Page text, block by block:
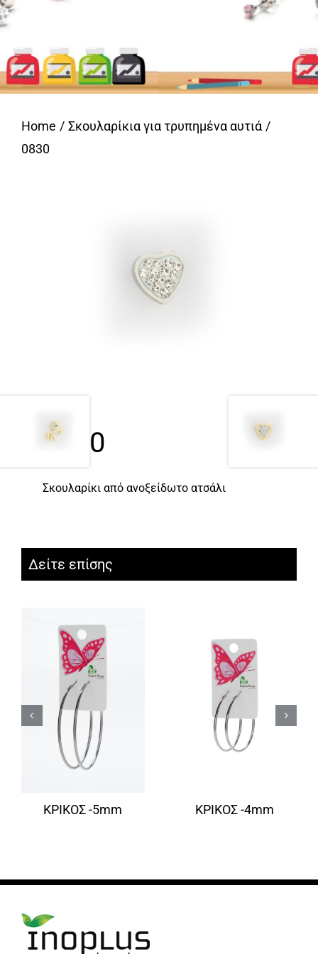
Home
Σκουλαρίκια για τρυπημένα αυτιά
0830
0830
Σκουλαρίκι από ανοξείδωτο ατσάλι
Δείτε επίσης
ΚΡΙΚΟΣ -5mm ΚΡΙΚΟΣ -4mm